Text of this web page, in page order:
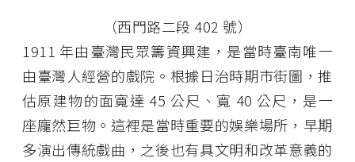
（西門路二段 402 號）
1911 年由臺灣民眾籌資興建，是當時臺南唯一
由臺灣人經營的戲院。根據日治時期市街圖，推
估原建物的面寬達 45 公尺、寬 40 公尺，是一
座龐然巨物。這裡是當時重要的娛樂場所，早期
多演出傳統戲曲，之後也有具文明和改革意義的